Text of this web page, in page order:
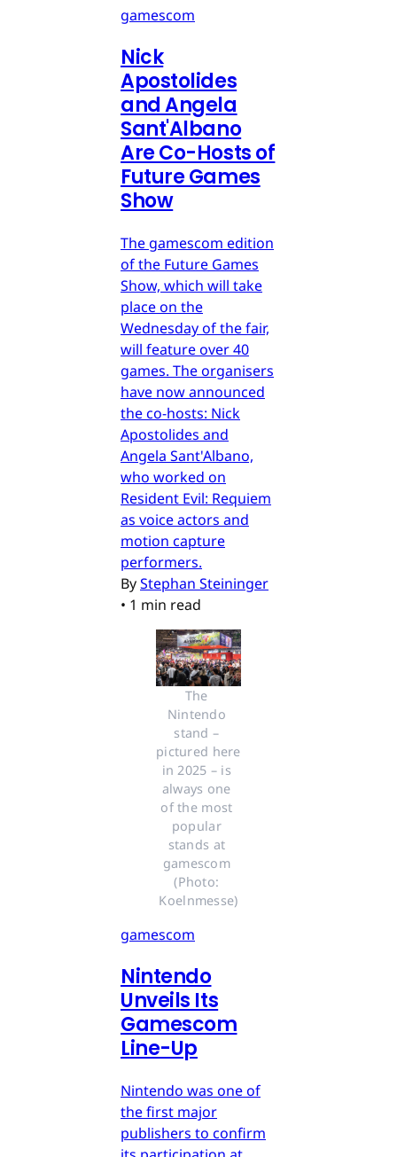
gamescom
Nick
Apostolides
and Angela
Sant'Albano
Are Co-Hosts of
Future Games
Show
The gamescom edition
of the Future Games
Show, which will take
place on the
Wednesday of the fair,
will feature over 40
games. The organisers
have now announced
the co-hosts: Nick
Apostolides and
Angela Sant'Albano,
who worked on
Resident Evil: Requiem
as voice actors and
motion capture
performers.
ByStephan Steininger
• 1 min read
The
Nintendo
stand –
pictured here
in 2025 – is
always one
of the most
popular
stands at
gamescom
(Photo:
Koelnmesse)
gamescom
Nintendo
Unveils Its
Gamescom
Line-Up
Nintendo was one of
the first major
publishers to confirm